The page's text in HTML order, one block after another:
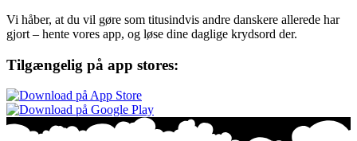
Vi håber, at du vil gøre som titusindvis andre danskere allerede har
gjort – hente vores app, og løse dine daglige krydsord der.
Tilgængelig på app stores: